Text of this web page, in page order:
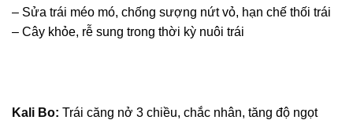
– Sửa trái méo mó, chống sượng nứt vỏ, hạn chế thối trái
– Cây khỏe, rễ sung trong thời kỳ nuôi trái
Kali Bo: Trái căng nở 3 chiều, chắc nhân, tăng độ ngọt